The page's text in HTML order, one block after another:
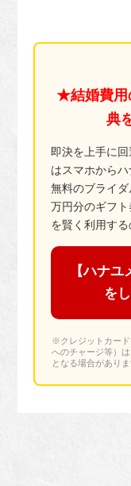
★結婚費用
典
即決を上手に
はスマホからハ
無料のブライ
万円分のギフ
を賢く利用す
【ハナ
を
※クレジットカード
へのチャージ等）
となる場合があり